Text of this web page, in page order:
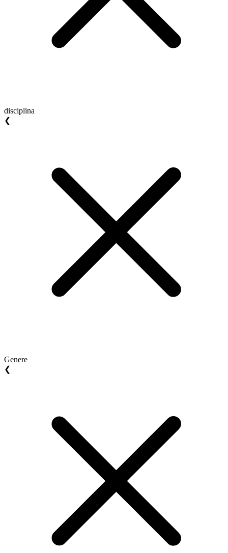
disciplina
❮
Genere
❮